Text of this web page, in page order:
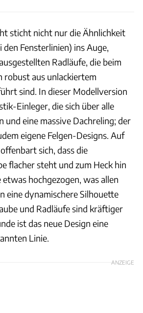
sticht nicht nur die Ähnlichkeit
den Fensterlinien) ins Auge,
Radläufe, die beim
robust aus unlackiertem
sind. In dieser Modellversion
Einleger, die sich über alle
und eine massive Dachreling; der
eigene Felgen-Designs. Auf
sich, dass die
flacher steht und zum Heck hin
hochgezogen, was allen
eine dynamischere Silhouette
und Radläufe sind kräftiger
ist das neue Design eine
Linie.
ANZEIGE